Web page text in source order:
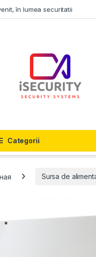
în lumea securitatii
Categorii
Sursa de